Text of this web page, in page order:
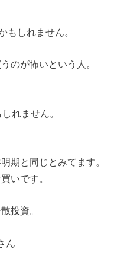
もしれません。
のが怖いという人。
れません。
期と同じとみてます。
いです。
投資。
ん